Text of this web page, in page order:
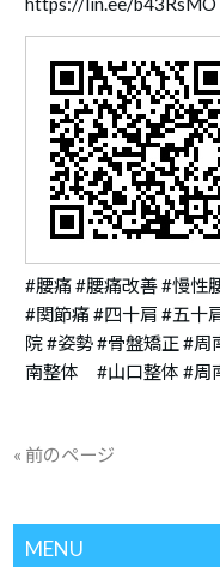
#腰痛 #腰痛改善 #慢性
#関節痛 #四十肩 #五十
院 #姿勢 #骨盤矯正
南整体 #山口整体 #
« 前のページ
MENU